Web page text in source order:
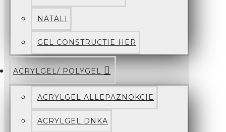
NATALI
GEL CONSTRUCTIE HER
ACRYLGEL/ POLYGEL
ACRYLGEL ALLEPAZNOKCIE
ACRYLGEL DNKA